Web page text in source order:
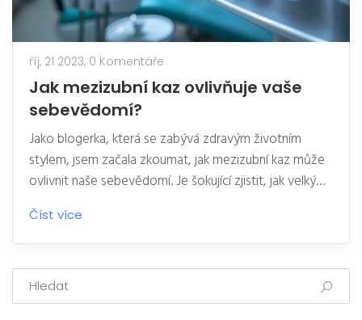
říj, 21 2023, 0 Komentáře
Jak mezizubní kaz ovlivňuje vaše
sebevědomí?
Jako blogerka, která se zabývá zdravým životním
stylem, jsem začala zkoumat, jak mezizubní kaz může
ovlivnit naše sebevědomí. Je šokující zjistit, jak velký
vliv může mít tento typ zubního kazu na naší vlastní
sebeúctu. Na našem webu jsem napsala detailní článek
o tomto tématu, který poskytuje tipy na prevenci
mezizubního kazu a zároveň zvyšuje naše
sebevědomí. Přidejte se ke mně a naučte se, jak si
chránit svůj úsměv.
Číst více